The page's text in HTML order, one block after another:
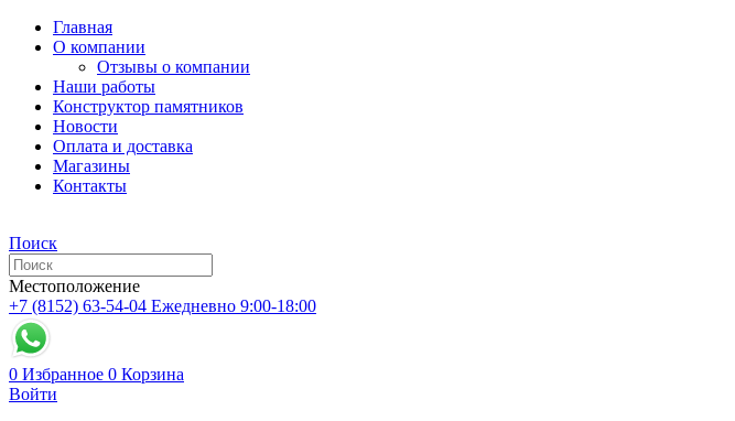
Главная
О компании
Отзывы о компании
Наши работы
Конструктор памятников
Новости
Оплата и доставка
Магазины
Контакты
Поиск
Местоположение
+7 (8152) 63-54-04 Ежедневно 9:00-18:00
0 Избранное 0 Корзина
Войти